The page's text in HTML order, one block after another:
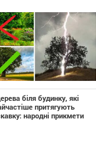
біля будинку, які
притягують
народні прикмети